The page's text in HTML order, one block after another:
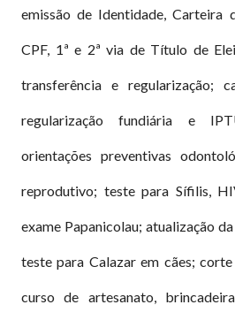
emissão de Identidade, Carteira
CPF, 1ª e 2ª via de Título de
transferência e regularização;
regularização fundiária e
orientações preventivas
reprodutivo; teste para Sífilis,
exame Papanicolau; atualização
teste para Calazar em cães;
curso de artesanato,